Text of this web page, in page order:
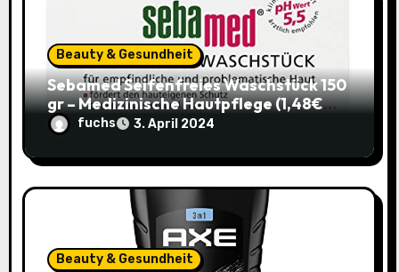
o
Beauty & Gesundheit
Sebamed Seifenfreies Waschstück 150
gr – Medizinische Hautpflege (1,48€
statt 1,99€)
fuchs 3. April 2024
Beauty & Gesundheit